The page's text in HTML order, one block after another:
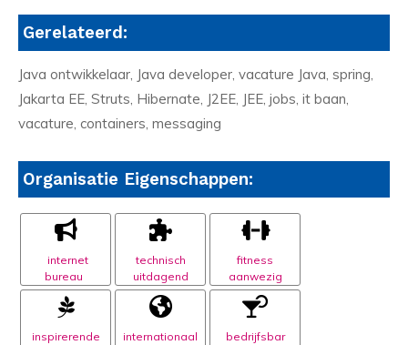
Gerelateerd:
Java ontwikkelaar, Java developer, vacature Java, spring,
Jakarta EE, Struts, Hibernate, J2EE, JEE, jobs, it baan,
vacature, containers, messaging
Organisatie Eigenschappen:
internet
bureau
technisch
uitdagend
fitness
aanwezig
inspirerende
internationaal
bedrijfsbar